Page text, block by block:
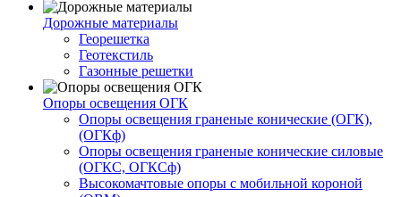
Дорожные материалы
Георешетка
Геотекстиль
Газонные решетки
Опоры освещения ОГК
Опоры освещения граненые конические (ОГК),
(ОГКф)
Опоры освещения граненые конические силовые
(ОГКС, ОГКСф)
Высокомачтовые опоры с мобильной короной